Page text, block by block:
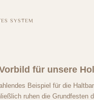
SYSTEM
für unsere
Beispiel für die
ruhen die Grundfesten